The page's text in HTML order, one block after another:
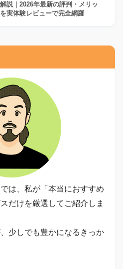
説｜2026年最新の評判・メリッ
を実体験レビューで完全網羅
は、私が「本当におすすめ
だけを厳選してご紹介しま
少しでも豊かになるきっか